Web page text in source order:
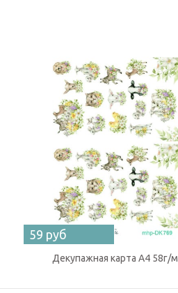
59 руб
Декупажная карта А4 58г/м